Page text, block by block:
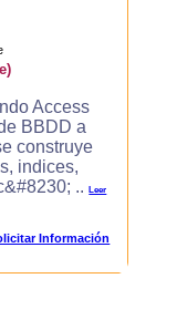
Access
BBDD a
construye
indices,
..Leer
Información